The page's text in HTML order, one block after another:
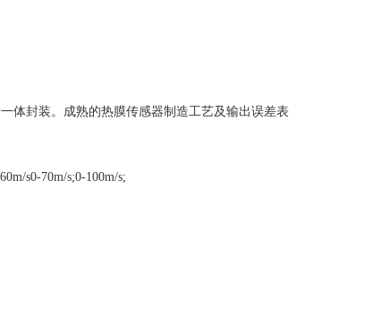
体封装。成熟的热膜传感器制造工艺及输出误差表
s0-70m/s;0-100m/s;